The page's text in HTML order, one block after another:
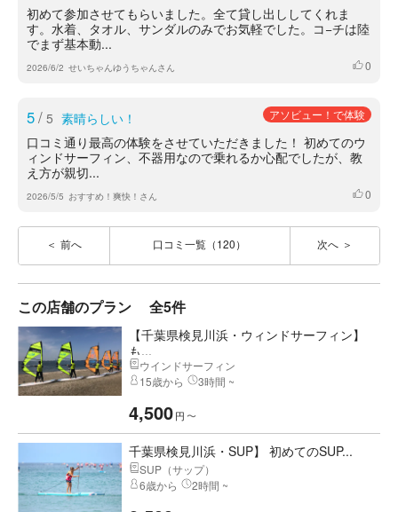
初めて参加させてもらいました。全て貸し出ししてくれま
す。水着、タオル、サンダルのみでお気軽でした。コ−チは陸
でまず基本動...
2026/6/2 せいちゃんゆうちゃんさん いいね
0
5/ 5 素晴らしい！ アソビュー！で体験
口コミ通り最高の体験をさせていただきました！ 初めてのウ
ィンドサーフィン、不器用なので乗れるか心配でしたが、教
え方が親切...
2026/5/5 おすすめ！爽快！さん いいね
0
前へ 口コミ一覧（120） 次へ
この店舗のプラン 全5件
【千葉県検見川浜・ウィンドサーフィン】
も...
ウインドサーフィン
15歳から
3時間 ~
4,500円 〜
千葉県検見川浜・SUP】 初めてのSUP...
SUP（サップ）
6歳から
2時間 ~